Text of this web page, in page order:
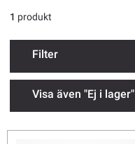
Se alla standardcyklar
Filter
Visa även "Ej i lager"
1 produkt